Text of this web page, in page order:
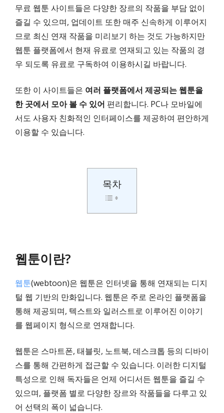
무료 웹툰 사이트들은 다양한 장르의 작품을 부담 없이
즐길 수 있으며, 업데이트 또한 매주 신속하게 이루어지
므로 최신 연재 작품을 미리보기 하는 것도 가능하지만
웹툰 플랫폼에서 현재 유료로 연재되고 있는 작품의 경
우 되도록 유료로 구독하여 이용하시길 바랍니다.
또한 이 사이트들은 여러 플랫폼에서 제공되는 웹툰을
한 곳에서 모아 볼 수 있어 편리합니다. PC나 모바일에
서도 사용자 친화적인 인터페이스를 제공하여 편안하게
이용할 수 있습니다.
목차
웹툰이란?
웹툰(webtoon)은 웹툰은 인터넷을 통해 연재되는 디지
털 웹 기반의 만화입니다. 웹툰은 주로 온라인 플랫폼을
통해 제공되며, 텍스트와 일러스트로 이루어진 이야기
를 웹페이지 형식으로 연재합니다.
웹툰은 스마트폰, 태블릿, 노트북, 데스크톱 등의 디바이
스를 통해 간편하게 접근할 수 있습니다. 이러한 디지털
특성으로 인해 독자들은 언제 어디서든 웹툰을 즐길 수
있으며, 플랫폼 별로 다양한 장르와 작품들을 다루고 있
어 선택의 폭이 넓습니다.